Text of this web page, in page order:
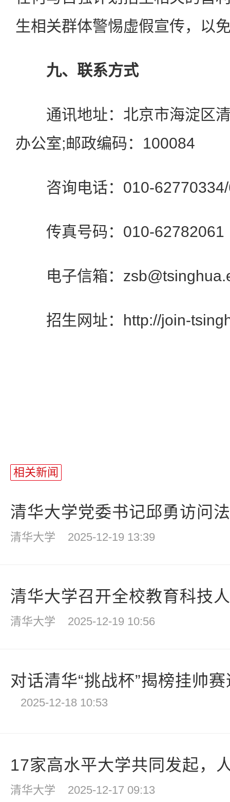
生相关群体警惕虚假宣传，以
九、联系方式
通讯地址：北京市海淀区清
办公室;邮政编码：100084
咨询电话：010-62770334/
传真号码：010-62782061
电子信箱：
招生网址：http://join-
相关新闻
清华大学党委书记邱勇访问
清华大学 2025-12-19 13:39
清华大学召开全校教育科技
清华大学 2025-12-19 10:56
对话清华“挑战杯”揭榜挂帅
2025-12-18 10:53
17家高水平大学共同发起，
清华大学 2025-12-17 09:13